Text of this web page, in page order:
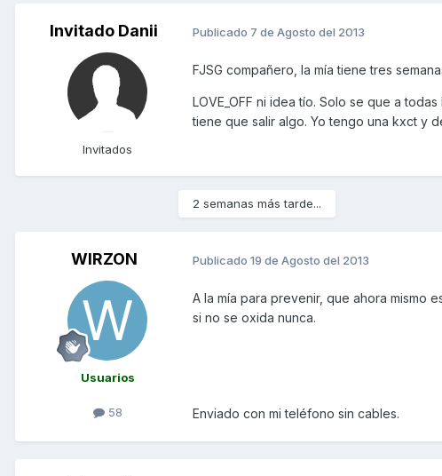
Invitado Danii
Invitados
Publicado 7 de Agosto del 2013
FJSG compañero, la mía tiene tres
LOVE_OFF ni idea tío. Solo se que a
tiene que salir algo. Yo tengo una kxct y
2 semanas más tarde...
WIRZON
Usuarios
58
Publicado 19 de Agosto del 2013
A la mía para prevenir, que ahora mismo
si no se oxida nunca.
Enviado con mi teléfono sin cables.